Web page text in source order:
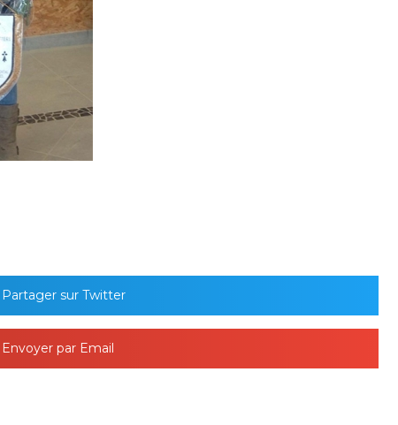
Partager sur Twitter
Envoyer par Email